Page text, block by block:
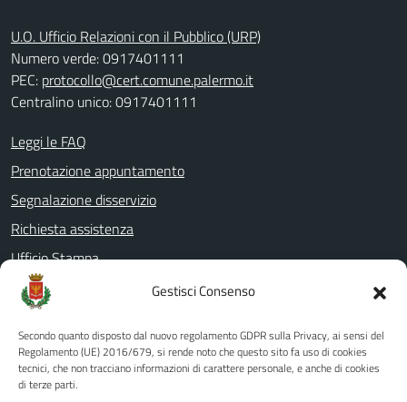
Gestisci Consenso
Secondo quanto disposto dal nuovo regolamento GDPR sulla Privacy, ai sensi del
Regolamento (UE) 2016/679, si rende noto che questo sito fa uso di cookies
tecnici, che non tracciano informazioni di carattere personale, e anche di cookies
di terze parti.
U.O. Ufficio Relazioni con il Pubblico (URP)
Numero verde: 0917401111
PEC: protocollo@cert.comune.palermo.it
Centralino unico: 0917401111
Leggi le FAQ
Prenotazione appuntamento
Segnalazione disservizio
Richiesta assistenza
Ufficio Stampa
Amministrazione Trasparente
Albo pretorio
Informativa privacy
Note legali